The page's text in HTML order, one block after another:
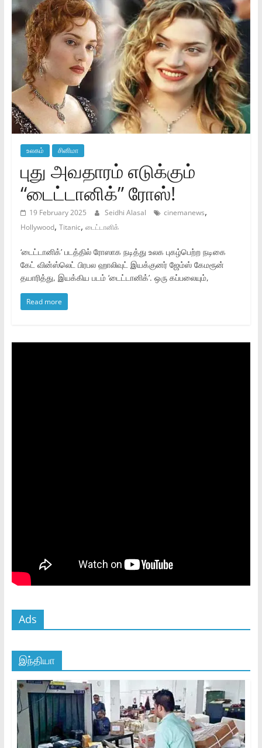
உலகம் சினிமா
புது அவதாரம் எடுக்கும்
“டைட்டானிக்” ரோஸ்!
19 February 2025 Seidhi Alasal cinemanews,
Hollywood, Titanic, டைட்டானிக்
‘டைட்டானிக்’ படத்தில் ரோஸாக நடித்து உலக புகழ்பெற்ற நடிகை
கேட் வின்ஸ்லெட் பிரபல ஹாலிவுட் இயக்குனர் ஜேம்ஸ் கேமரூன்
தயாரித்து, இயக்கிய படம் ‘டைட்டானிக்’. ஒரு கப்பலையும்,
Read more
Ads
இந்தியா